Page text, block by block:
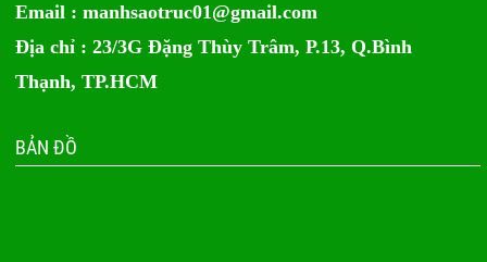
Email :manhsaotruc01@gmail.com
Địa chỉ : 23/3G Đặng Thùy Trâm, P.13, Q.Bình
Thạnh, TP.HCM
BẢN ĐỒ